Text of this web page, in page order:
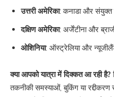
उत्तरी अमेरिका: कनाडा और संयुक्त
दक्षिण अमेरिका: अर्जेंटीना और
ओशिनिया: ऑस्ट्रेलिया और
क्या आपको यात्रा में दिक्कत आ रही है?
तकनीकी समस्याओं, बुकिंग या